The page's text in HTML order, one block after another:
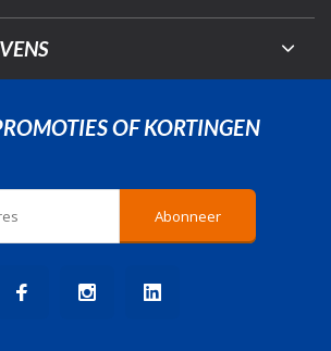
OF KORTINGEN
Abonneer